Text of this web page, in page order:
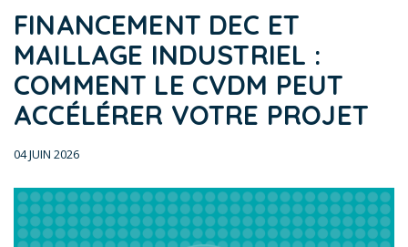
FINANCEMENT DEC ET
MAILLAGE INDUSTRIEL :
COMMENT LE CVDM PEUT
ACCÉLÉRER VOTRE PROJET
04 JUIN 2026